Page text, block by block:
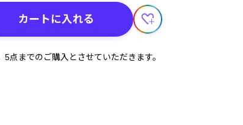
カートに入れる
点までのご購入とさせていただきます。